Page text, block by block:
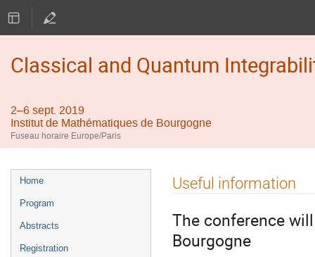
Classical and Quantum
2–6 sept. 2019
Institut de Mathématiques de Bourgogne
Fuseau horaire Europe/Paris
Menu
de
Home
Program
Abstracts
Registration
Useful information
The conference
Bourgogne